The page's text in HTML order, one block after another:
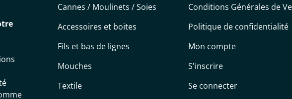
Cannes / Moulinets / Soies
Accessoires et boites
Fils et bas de lignes
Mouches
Textile
Conditions Générales de
Politique de confidentialité
Mon compte
S'inscrire
Se connecter